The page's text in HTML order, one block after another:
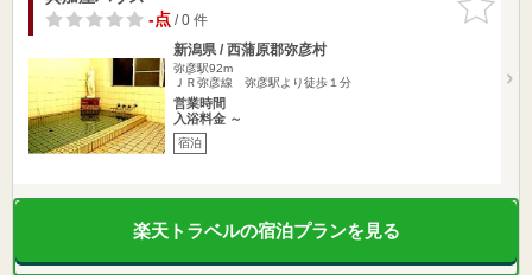
りに追加
-点/ 0 件
新潟県 / 西蒲原郡弥彦村
弥彦駅92m
ＪＲ弥彦線 弥彦駅より徒歩１分
営業時間
入浴料金 ～
宿泊
楽天トラベルの宿泊プランを見る